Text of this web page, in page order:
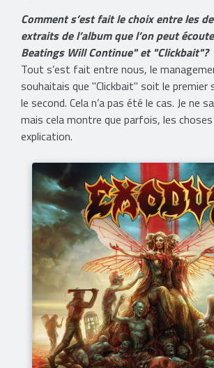
Comment s’est fait le choix entre les
extraits de l’album que l’on peut
Beatings Will Continue" et "Clickbait"?
Tout s’est fait entre nous, le
souhaitais que "Clickbait" soit le premier
le second. Cela n’a pas été le cas. Je ne
mais cela montre que parfois, les
explication.